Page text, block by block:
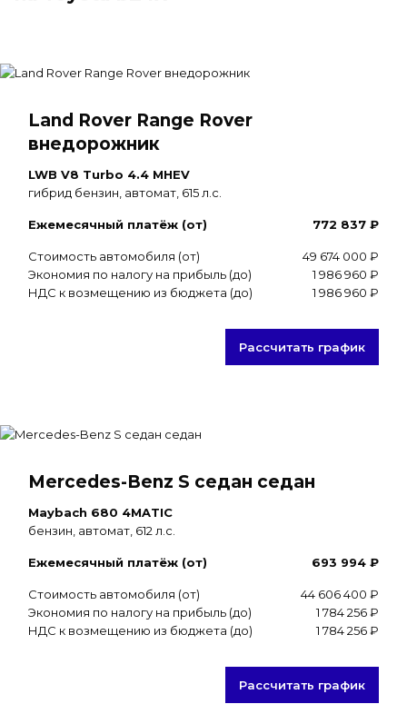
Land Rover Range Rover
внедорожник
LWB V8 Turbo 4.4 MHEV
гибрид бензин, автомат, 615 л.с.
Ежемесячный платёж (от) 772 837 ₽
Стоимость автомобиля (от)
49 674 000 ₽
Экономия по налогу на прибыль (до)
1 986 960 ₽
НДС к возмещению из бюджета (до)
1 986 960 ₽
Рассчитать график
Mercedes-Benz S седан седан
Maybach 680 4MATIC
бензин, автомат, 612 л.с.
Ежемесячный платёж (от) 693 994 ₽
Стоимость автомобиля (от)
44 606 400 ₽
Экономия по налогу на прибыль (до)
1 784 256 ₽
НДС к возмещению из бюджета (до)
1 784 256 ₽
Рассчитать график